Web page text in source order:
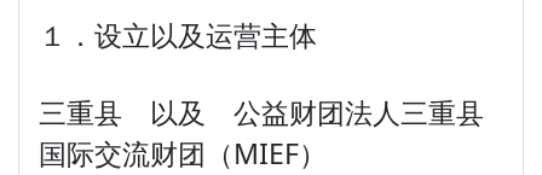
１．设立以及运营主体
三重县 以及 公益财团法人三重县
国际交流财团（MIEF）